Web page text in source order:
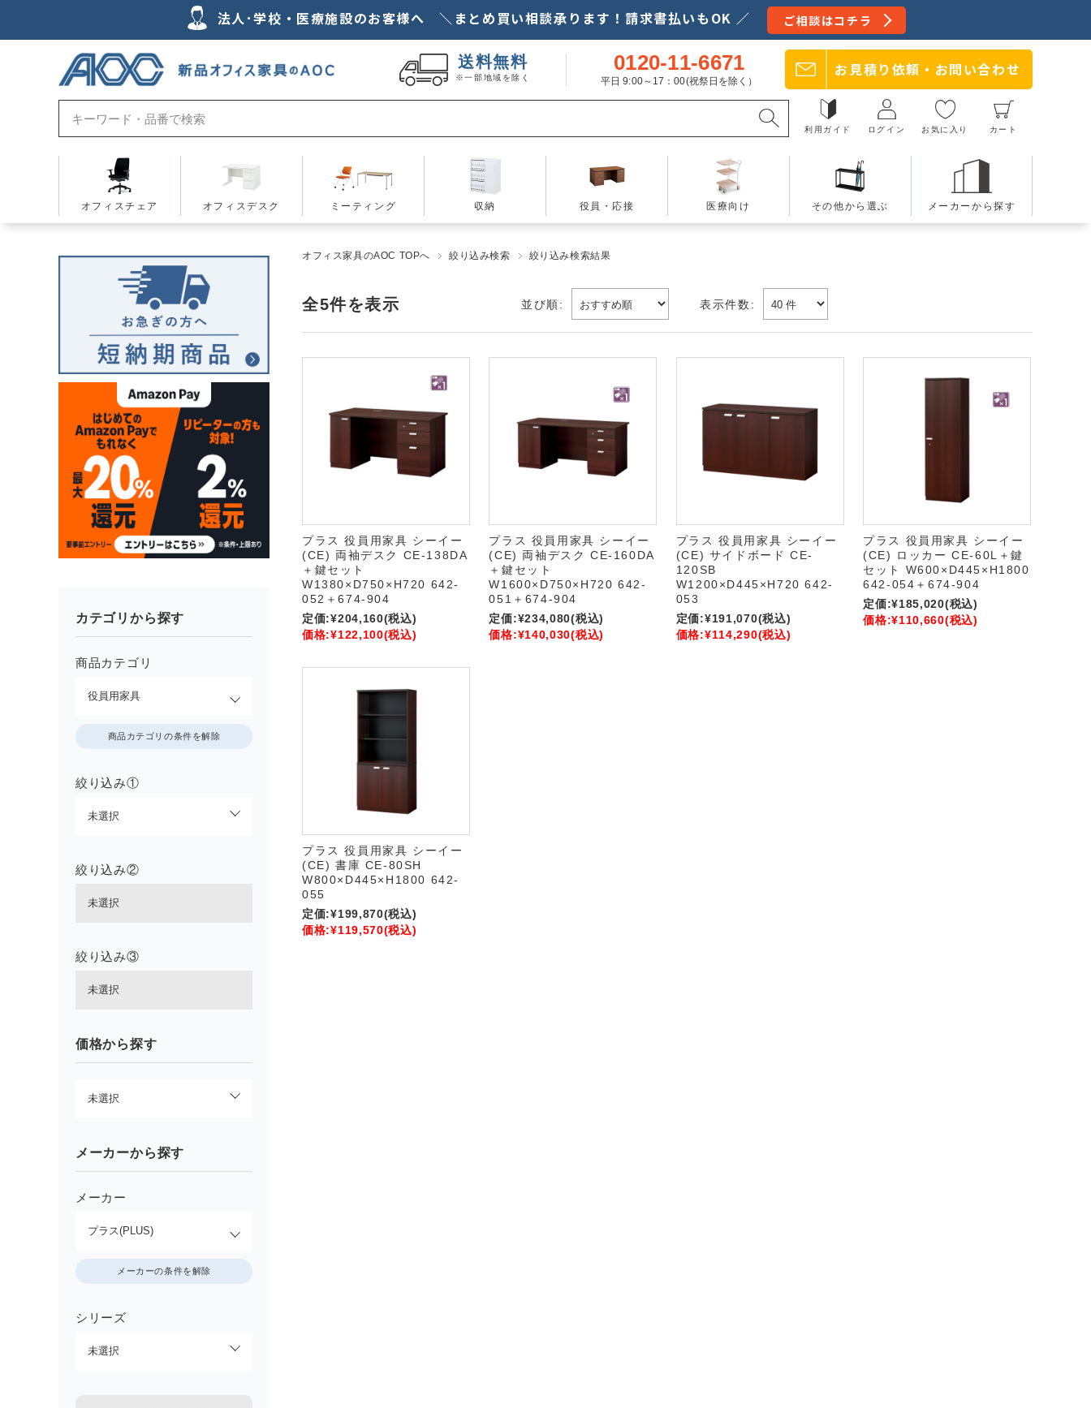
法人･学校・医療施設のお客様へ ＼まとめ買い相談承ります！請求書払いもOK ／ ご相談はコチラ
送料無料
※一部地域を除く
0120-11-6671
平日 9:00～17：00(祝祭日を除く）
お見積り依頼・ お問い合わせ
利用ガイド ログイン お気に入り カート
オフィスチェア オフィスデスク ミーティング 収納 役員・応接 医療向け その他から選ぶ メーカーから探す
オフィス家具のAOC TOPへ 絞り込み検索 絞り込み検索結果
全5件を表示 並び順: 表示件数:
プラス 役員用家具 シーイー
(CE) 両袖デスク CE-138DA
＋鍵セット
W1380×D750×H720 642-
052＋674-904
定価:¥204,160(税込)
価格:¥122,100(税込)
プラス 役員用家具 シーイー
(CE) 両袖デスク CE-160DA
＋鍵セット
W1600×D750×H720 642-
051＋674-904
定価:¥234,080(税込)
価格:¥140,030(税込)
プラス 役員用家具 シーイー
(CE) サイドボード CE-
120SB
W1200×D445×H720 642-
053
定価:¥191,070(税込)
価格:¥114,290(税込)
プラス 役員用家具 シーイー
(CE) ロッカー CE-60L＋鍵
セット W600×D445×H1800
642-054＋674-904
定価:¥185,020(税込)
価格:¥110,660(税込)
プラス 役員用家具 シーイー
(CE) 書庫 CE-80SH
W800×D445×H1800 642-
055
定価:¥199,870(税込)
価格:¥119,570(税込)
カテゴリから探す
商品カテゴリ
商品カテゴリの条件を解除
絞り込み①
絞り込み②
絞り込み③
価格から探す
メーカーから探す
メーカー
メーカーの条件を解除
シリーズ